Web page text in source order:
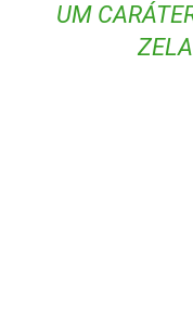
UM